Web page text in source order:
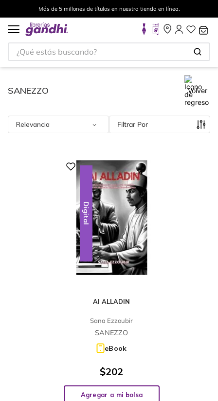
Más de 5 millones de títulos en nuestra tienda en línea.
¿Qué estás buscando?
SANEZZO Volver
Relevancia Filtrar
Digital
AI ALLADIN
Sana Ezzoubir
SANEZZO
eBook
$202
Agregar a mi bolsa